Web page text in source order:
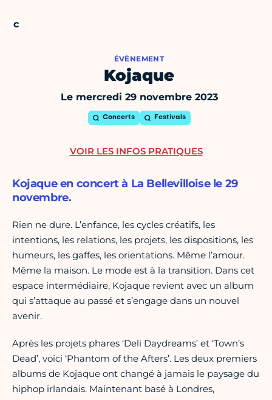
ÉVÈNEMENT
Kojaque
Le mercredi 29 novembre 2023
Concerts Festivals
Kojaque en concert à La Bellevilloise le 29
novembre.
Rien ne dure. L’enfance, les cycles créatifs, les
intentions, les relations, les projets, les dispositions, les
humeurs, les gaffes, les orientations. Même l’amour.
Même la maison. Le mode est à la transition. Dans cet
espace intermédiaire, Kojaque revient avec un album
qui s’attaque au passé et s’engage dans un nouvel
avenir.
Après les projets phares ‘Deli Daydreams’ et ‘Town’s
Dead’, voici ‘Phantom of the Afters’. Les deux premiers
albums de Kojaque ont changé à jamais le paysage du
hiphop irlandais. Maintenant basé à Londres,
VOIR LES INFOS PRATIQUES